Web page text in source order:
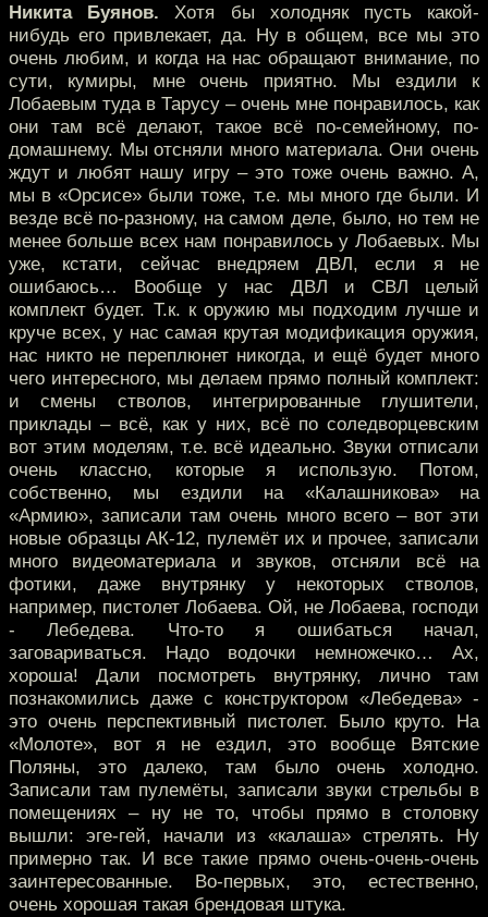
Никита Буянов. Хотя бы холодняк пусть какой-
нибудь его привлекает, да. Ну в общем, все мы это
очень любим, и когда на нас обращают внимание, по
сути, кумиры, мне очень приятно. Мы ездили к
Лобаевым туда в Тарусу – очень мне понравилось, как
они там всё делают, такое всё по-семейному, по-
домашнему. Мы отсняли много материала. Они очень
ждут и любят нашу игру – это тоже очень важно. А,
мы в «Орсисе» были тоже, т.е. мы много где были. И
везде всё по-разному, на самом деле, было, но тем не
менее больше всех нам понравилось у Лобаевых. Мы
уже, кстати, сейчас внедряем ДВЛ, если я не
ошибаюсь… Вообще у нас ДВЛ и СВЛ целый
комплект будет. Т.к. к оружию мы подходим лучше и
круче всех, у нас самая крутая модификация оружия,
нас никто не переплюнет никогда, и ещё будет много
чего интересного, мы делаем прямо полный комплект:
и смены стволов, интегрированные глушители,
приклады – всё, как у них, всё по соледворцевским
вот этим моделям, т.е. всё идеально. Звуки отписали
очень классно, которые я использую. Потом,
собственно, мы ездили на «Калашникова» на
«Армию», записали там очень много всего – вот эти
новые образцы АК-12, пулемёт их и прочее, записали
много видеоматериала и звуков, отсняли всё на
фотики, даже внутрянку у некоторых стволов,
например, пистолет Лобаева. Ой, не Лобаева, господи
- Лебедева. Что-то я ошибаться начал,
заговариваться. Надо водочки немножечко… Ах,
хороша! Дали посмотреть внутрянку, лично там
познакомились даже с конструктором «Лебедева» -
это очень перспективный пистолет. Было круто. На
«Молоте», вот я не ездил, это вообще Вятские
Поляны, это далеко, там было очень холодно.
Записали там пулемёты, записали звуки стрельбы в
помещениях – ну не то, чтобы прямо в столовку
вышли: эге-гей, начали из «калаша» стрелять. Ну
примерно так. И все такие прямо очень-очень-очень
заинтересованные. Во-первых, это, естественно,
очень хорошая такая брендовая штука.